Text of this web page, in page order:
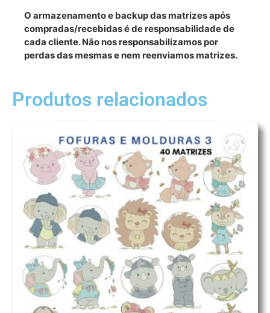
O armazenamento e backup das matrizes após
compradas/recebidas é de responsabilidade de
cada cliente. Não nos responsabilizamos por
perdas das mesmas e nem reenviamos matrizes.
Produtos relacionados